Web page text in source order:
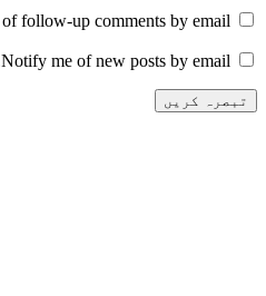
follow-up comments by email.
Notify me of new posts by email.